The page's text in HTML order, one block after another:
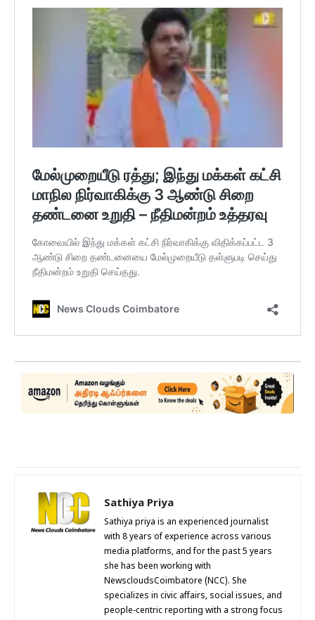
Sathiya Priya
Sathiya priya is an experienced journalist
with 8 years of experience across various
media platforms, and for the past 5 years
she has been working with
NewscloudsCoimbatore (NCC). She
specializes in civic affairs, social issues, and
people-centric reporting with a strong focus